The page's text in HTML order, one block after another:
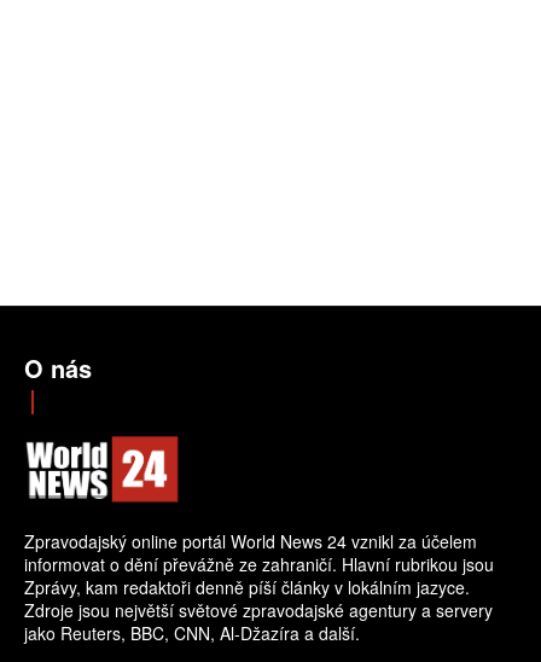
O nás
Zpravodajský online portál World News 24 vznikl za účelem
informovat o dění převážně ze zahraničí. Hlavní rubrikou jsou
Zprávy, kam redaktoři denně píší články v lokálním jazyce.
Zdroje jsou největší světové zpravodajské agentury a servery
jako Reuters, BBC, CNN, Al-Džazíra a další.